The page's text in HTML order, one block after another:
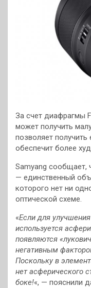
За счет диафрагмы
может получить
позволяет получить
обеспечит более
Samyang сообщает,
— единственный
которого нет ни
оптической схеме.
«Если для
используется
появляются
негативным
Поскольку в
нет асферического
боке!«, — пояснили